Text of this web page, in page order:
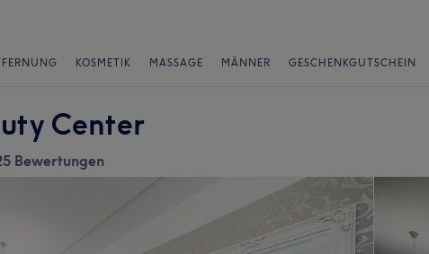
KOSMETIK MASSAGE MÄNNER GESCHENKGUTSCHEIN
Center
Bewertungen